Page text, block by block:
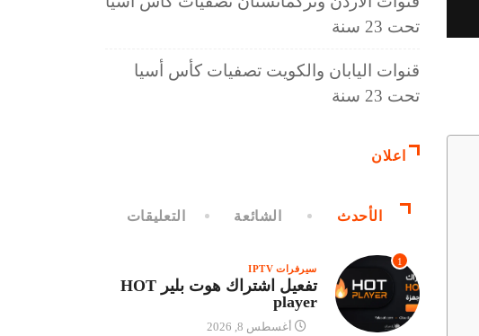
تحت 23 سنة
قنوات اليابان والكويت تصفيات كأس أسيا
تحت 23 سنة
اعلان
الأحدث الشائعة التعليقات
1
سيرفرات IPTV
تفعيل اشتراك هوت بلير HOT
player
أغسطس 8, 2026